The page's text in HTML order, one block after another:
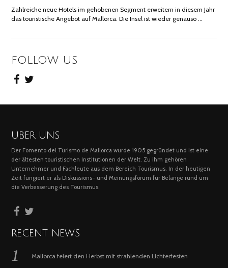
Zahlreiche neue Hotels im gehobenen Segment erweitern in diesem Jahr
das touristische Angebot auf Mallorca. Die Insel ist wieder genauso …
FOLLOW US
ÜBER UNS
Der Fomento del Turismo de Mallorca wurde 1905 gegründet und ist eine
der ältesten touristischen Institutionen der Welt. Zu ihm gehören
Unternehmer und Fachleute aus dem Bereich Tourismus. In der heutigen
Zeit fungiert er als Diskussions- und Meinungsforum für Belange rund um
die Verbesserung des Tourismus.
RECENT NEWS
Mallorca feiert den Herbst mit strahlenden Lichterfesten